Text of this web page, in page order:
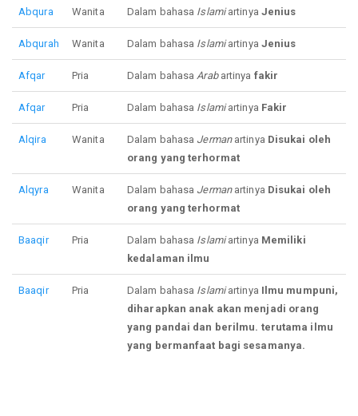
Abqura Wanita Dalam bahasa Islamiartinya Jenius
Abqurah Wanita Dalam bahasa Islamiartinya Jenius
Afqar Pria Dalam bahasaArabartinya fakir
Afqar Pria Dalam bahasa Islamiartinya Fakir
Alqira Wanita Dalam bahasa Jermanartinya Disukai oleh
orang yang terhormat
Alqyra Wanita Dalam bahasa Jermanartinya Disukai oleh
orang yang terhormat
Baaqir Pria Dalam bahasa Islamiartinya Memiliki
kedalaman ilmu
Baaqir Pria Dalam bahasa Islamiartinya Ilmu mumpuni,
diharapkan anak akan menjadi orang
yang pandai dan berilmu. terutama ilmu
yang bermanfaat bagi sesamanya.